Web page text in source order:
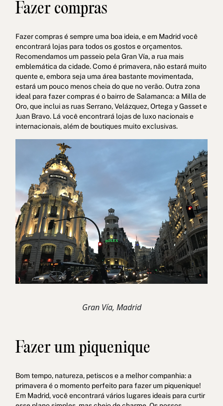
Fazer compras
Fazer compras é sempre uma boa ideia, e em Madrid você
encontrará lojas para todos os gostos e orçamentos.
Recomendamos um passeio pela Gran Vía, a rua mais
emblemática da cidade. Como é primavera, não estará muito
quente e, embora seja uma área bastante movimentada,
estará um pouco menos cheia do que no verão. Outra zona
ideal para fazer compras é o bairro de Salamanca: a Milla de
Oro, que inclui as ruas Serrano, Velázquez, Ortega y Gasset e
Juan Bravo. Lá você encontrará lojas de luxo nacionais e
internacionais, além de boutiques muito exclusivas.
Gran Vía, Madrid
Fazer um piquenique
Bom tempo, natureza, petiscos e a melhor companhia: a
primavera é o momento perfeito para fazer um piquenique!
Em Madrid, você encontrará vários lugares ideais para curtir